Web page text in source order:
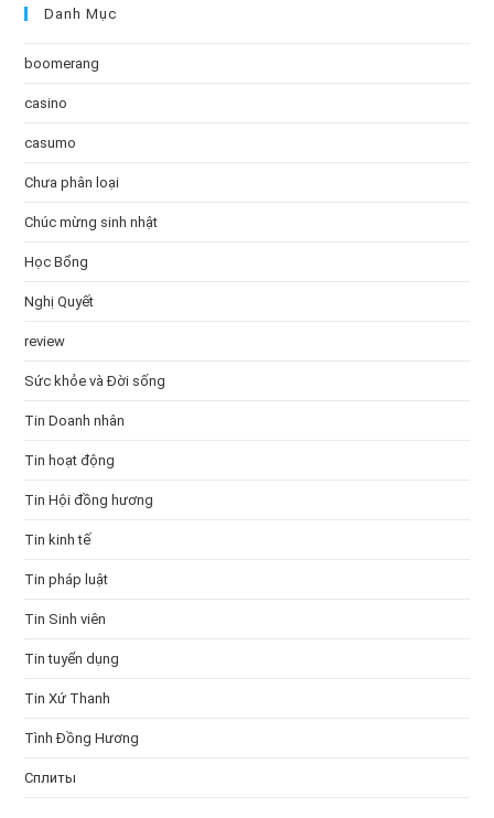
Danh Mục
boomerang
casino
casumo
Chưa phân loại
Chúc mừng sinh nhật
Học Bổng
Nghị Quyết
review
Sức khỏe và Đời sống
Tin Doanh nhân
Tin hoạt động
Tin Hội đồng hương
Tin kinh tế
Tin pháp luật
Tin Sinh viên
Tin tuyển dụng
Tin Xứ Thanh
Tình Đồng Hương
Сплиты